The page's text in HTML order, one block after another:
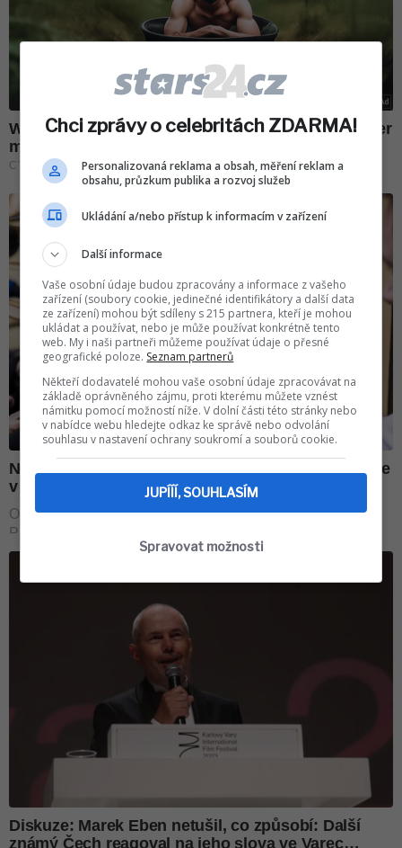
Chci zprávy o celebritách ZDARMA!
Personalizovaná reklama a obsah, měření reklam a
obsahu, průzkum publika a rozvoj služeb
Ukládání a/nebo přístup k informacím v zařízení
Další informace
Vaše osobní údaje budou zpracovány a informace z vašeho
zařízení (soubory cookie, jedinečné identifikátory a další data
ze zařízení) mohou být sdíleny s 215 partnera, kteří je mohou
ukládat a používat, nebo je může používat konkrétně tento
web. My i naši partneři můžeme používat údaje o přesné
geografické poloze. Seznam partnerů
Někteří dodavatelé mohou vaše osobní údaje zpracovávat na
základě oprávněného zájmu, proti kterému můžete vznést
námitku pomocí možností níže. V dolní části této stránky nebo
v nabídce webu hledejte odkaz ke správě nebo odvolání
souhlasu v nastavení ochrany soukromí a souborů cookie.
JUPÍÍÍ, SOUHLASÍM
Spravovat možnosti